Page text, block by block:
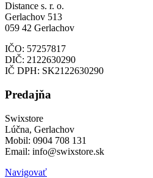
Distance s. r. o.
Gerlachov 513
059 42 Gerlachov
IČO: 57257817
DIČ: 2122630290
IČ DPH: SK2122630290
Predajňa
Swixstore
Lúčna, Gerlachov
Mobil: 0904 708 131
Email: info@swixstore.sk
Navigovať